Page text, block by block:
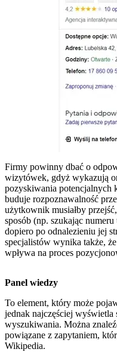
Firmy powinny dbać o
wizytówek, gdyż wykazują
pozyskiwania potencjalnych
buduje rozpoznawalność
użytkownik musiałby
sposób (np. szukając
dopiero po odnalezieniu jej
specjalistów wynika także,
wpływa na proces
Panel wiedzy
To element, który może
jednak najczęściej
wyszukiwania. Można
powiązane z zapytaniem,
Wikipedia.